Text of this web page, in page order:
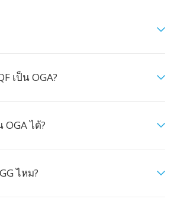
เป็น OGA?
OGA ได้?
ไหม?